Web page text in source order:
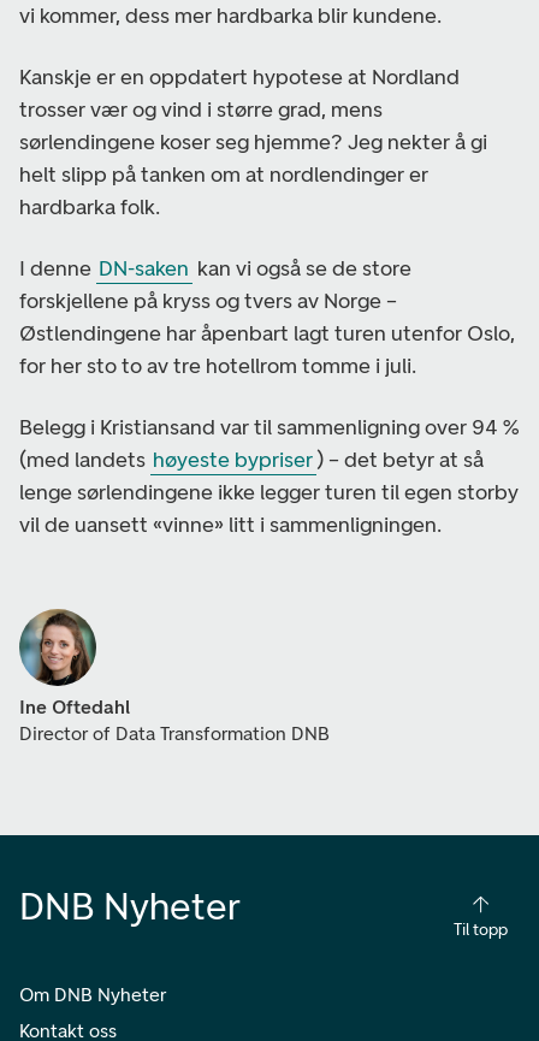
vi kommer, dess mer hardbarka blir kundene.
Kanskje er en oppdatert hypotese at Nordland
trosser vær og vind i større grad, mens
sørlendingene koser seg hjemme? Jeg nekter å gi
helt slipp på tanken om at nordlendinger er
hardbarka folk.
I denne DN-saken kan vi også se de store
forskjellene på kryss og tvers av Norge –
Østlendingene har åpenbart lagt turen utenfor Oslo,
for her sto to av tre hotellrom tomme i juli.
Belegg i Kristiansand var til sammenligning over 94 %
(med landets høyeste bypriser) – det betyr at så
lenge sørlendingene ikke legger turen til egen storby
vil de uansett «vinne» litt i sammenligningen.
Ine Oftedahl
Director of Data Transformation DNB
DNB Nyheter
Til topp
Om DNB Nyheter
Kontakt oss